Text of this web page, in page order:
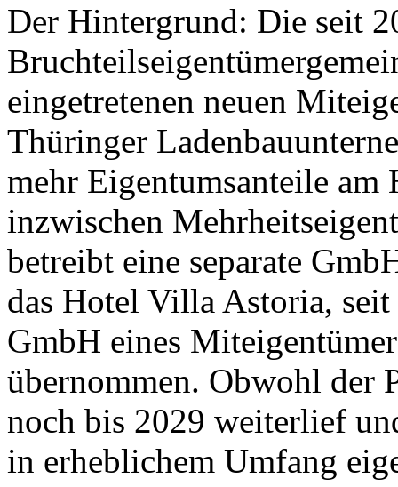
Der Hintergrund: Die seit
eingetretenen neuen
Thüringer
mehr Eigentumsanteile am
inzwischen
betreibt eine separate
das Hotel Villa Astoria,
GmbH eines
übernommen. Obwohl der
noch bis 2029 weiterlief
in erheblichem Umfang